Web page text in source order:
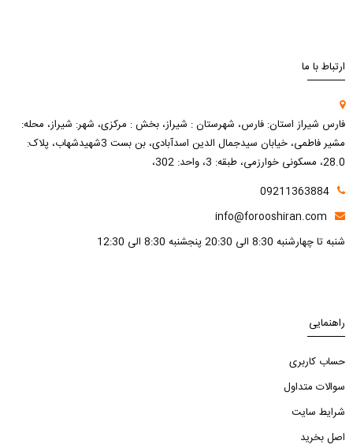
ارتباط با ما
فارس شیراز استان: فارس، شهرستان : شیراز، بخش : مرکزی، شهر: شیراز، محله:
مشیر فاطمی، خیابان سیدجمال الدین اسدآبادی، بن بست 3شهیدشهاب، پلاک:
28.0، مسکونی خوارزمی، طبقه: 3، واحد: 302،
09211363884
info@forooshiran.com
شنبه تا چهارشنبه 8:30 الی 20:30 پنجشنبه 8:30 الی 12:30
راهنمایی
حساب کاربری
سوالات متداول
شرایط سایت
اصل بخرید